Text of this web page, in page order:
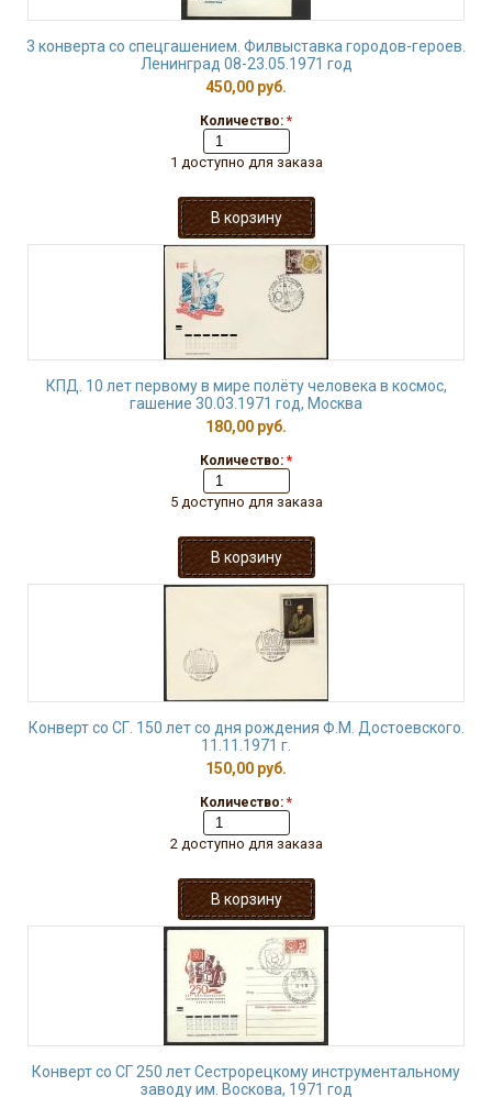
3 конверта со спецгашением. Филвыставка городов-героев.
Ленинград 08-23.05.1971 год
450,00 руб.
Количество: *
1 доступно для заказа
КПД. 10 лет первому в мире полёту человека в космос,
гашение 30.03.1971 год, Москва
180,00 руб.
Количество: *
5 доступно для заказа
Конверт со СГ. 150 лет со дня рождения Ф.М. Достоевского.
11.11.1971 г.
150,00 руб.
Количество: *
2 доступно для заказа
Конверт со СГ 250 лет Сестрорецкому инструментальному
заводу им. Воскова, 1971 год